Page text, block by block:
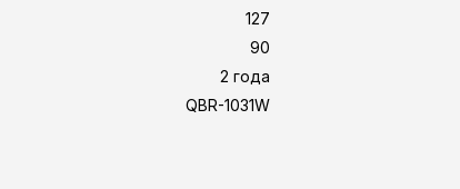
127
90
2 года
QBR-1031W